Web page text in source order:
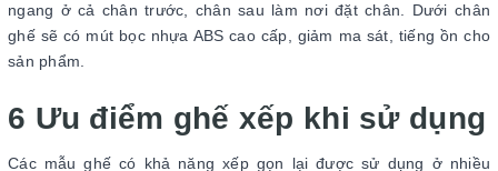
ngang ở cả chân trước, chân sau làm nơi đặt chân. Dưới chân
ghế sẽ có mút bọc nhựa ABS cao cấp, giảm ma sát, tiếng ồn cho
sản phẩm.
6 Ưu điểm ghế xếp khi sử dụng
Các mẫu ghế có khả năng xếp gọn lại được sử dụng ở nhiều